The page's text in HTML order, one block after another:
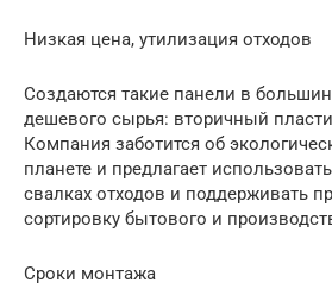
Низкая цена, утилизация отходов
Создаются такие панели в
дешевого сырья: вторичный
Компания заботится об
планете и предлагает
свалках отходов и поддерживать
сортировку бытового и
Сроки монтажа